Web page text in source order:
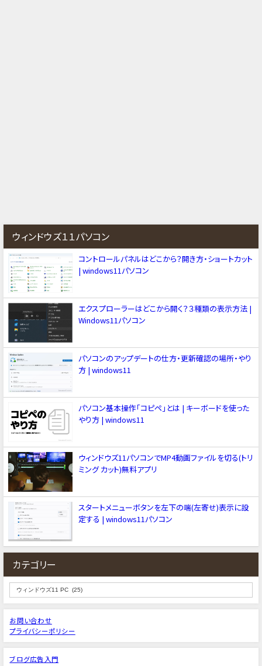
ウィンドウズ１１パソコン
コントロールパネルはどこから？開き方・ショートカット
| windows11パソコン
エクスプローラーはどこから開く？３種類の表示方法 |
Windows11パソコン
パソコンのアップデートの仕方・更新確認の場所・やり
方 | windows11
パソコン基本操作「コピペ」とは | キーボードを使った
やり方 | windows11
ウィンドウズ11パソコンでMP4動画ファイルを切る(トリ
ミング カット)無料アプリ
スタートメニューボタンを左下の端(左寄せ)表示に設
定する | windows11パソコン
カテゴリー
お問い合わせ
プライバシーポリシー
ブログ広告入門